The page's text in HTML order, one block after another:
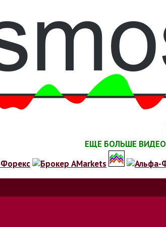
ЕЩЕ БОЛЬШЕ ВИДЕО